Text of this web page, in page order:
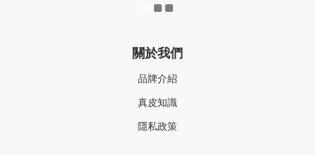
關於我們
品牌介紹
真皮知識
隱私政策